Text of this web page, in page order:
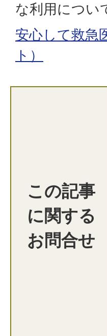
な利用につい
安心して救急
ト）
この記事
に関する
お問合せ